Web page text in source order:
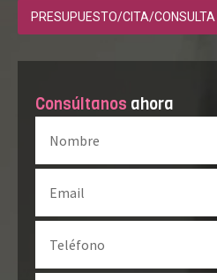
PRESUPUESTO/CITA/CONSULTA
Consúltanos ahora